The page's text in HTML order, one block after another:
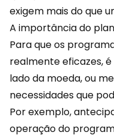
exigem mais do que
A importância do
Para que os
realmente eficazes,
lado da moeda, ou
necessidades que
Por exemplo,
operação do